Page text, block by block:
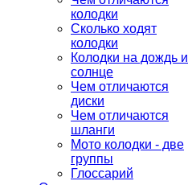
колодки
Сколько ходят
колодки
Колодки на дождь и
солнце
Чем отличаются
диски
Чем отличаются
шланги
Мото колодки - две
группы
Глоссарий